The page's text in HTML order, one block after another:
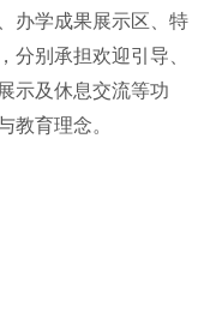
办学成果展示区、特
别承担欢迎引导、
示及休息交流等功
育理念。